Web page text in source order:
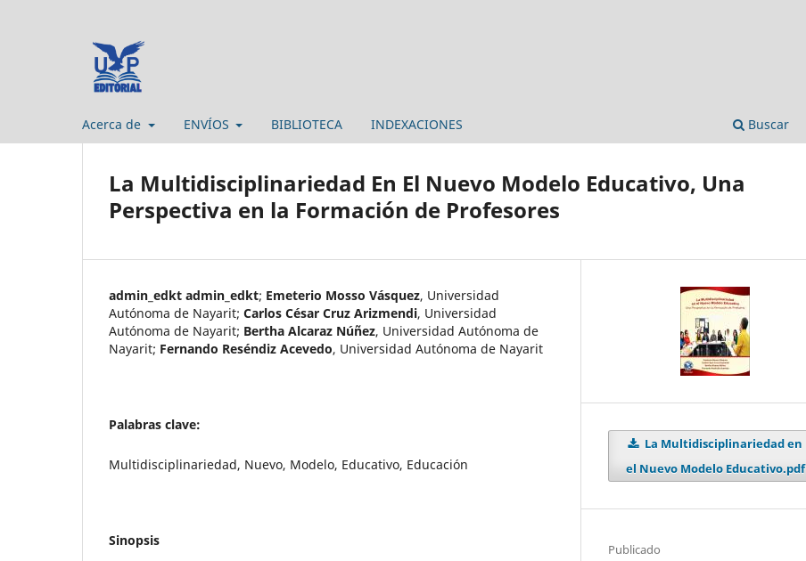
Acerca de ENVÍOS BIBLIOTECA INDEXACIONES Buscar
La Multidisciplinariedad En El Nuevo Modelo Educativo, Una
Perspectiva en la Formación de Profesores
admin_edkt admin_edkt; Emeterio Mosso Vásquez, Universidad
Autónoma de Nayarit; Carlos César Cruz Arizmendi, Universidad
Autónoma de Nayarit; Bertha Alcaraz Núñez, Universidad Autónoma de
Nayarit; Fernando Reséndiz Acevedo, Universidad Autónoma de Nayarit
Palabras clave:
Multidisciplinariedad, Nuevo, Modelo, Educativo, Educación
Sinopsis
La Multidisciplinariedad en
el Nuevo Modelo Educativo.pdf
Publicado